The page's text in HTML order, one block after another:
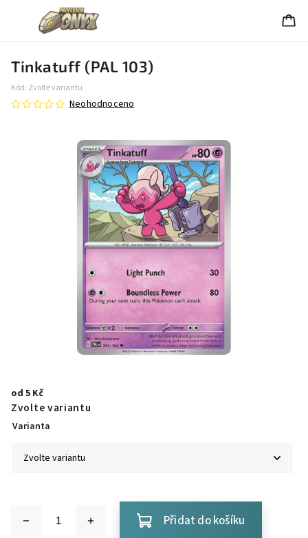
Tinkatuff (PAL 103)
Kód: Zvolte variantu
Neohodnoceno
od 5 Kč
Zvolte variantu
Varianta
Přidat do košíku